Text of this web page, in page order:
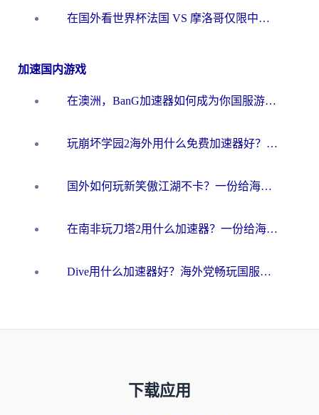
在国外看世界杯法国 VS 摩洛哥仅限中国大陆？海外党这样看中文解说赛事不卡顿
加速国内游戏
在澳洲，BanG加速器如何成为你国服游戏的“时光机”？
玩崩坏学园2海外用什么免费加速器好？2026海外党亲测国服游戏加速指南
国外如何玩新笑傲江湖不卡？一份给海外游子的终极网络指南
在南非玩刀塔2用什么加速器？一份给海外游子的终极生存指南
Dive用什么加速器好？海外党畅玩国服游戏的终极避坑指南
下载应用